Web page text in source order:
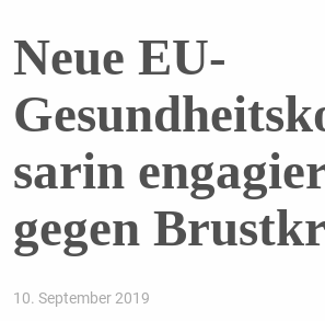
Neue EU-
sarin
gegen
10. September 2019